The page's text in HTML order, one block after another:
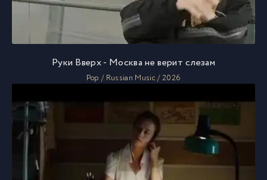
Руки Вверх - Москва не верит слезам
Pop / Russian Music / 2026